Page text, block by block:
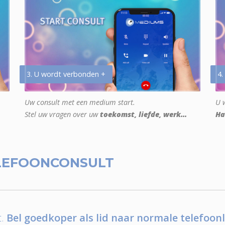
3. U wordt verbonden +
Uw consult met een medium start.
Stel uw vragen over uwtoekomst, liefde, werk...
U
Bel goedkoper als lid naar normale